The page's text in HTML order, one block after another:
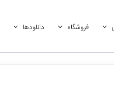
فروشگاه دانلودها